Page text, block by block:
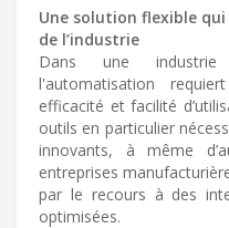
Une solution flexible
de l’industrie
Dans une
l'automatisation
efficacité et facilité
outils en particulier
innovants, à même
entreprises
par le recours à des
optimisées.